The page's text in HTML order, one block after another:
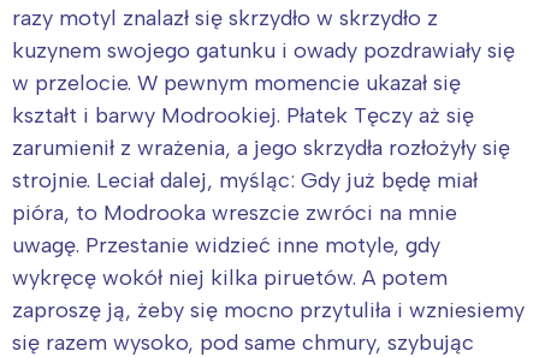
razy motyl znalazł się skrzydło w skrzydło z
kuzynem swojego gatunku i owady pozdrawiały się
w przelocie. W pewnym momencie ukazał się
kształt i barwy Modrookiej. Płatek Tęczy aż się
zarumienił z wrażenia, a jego skrzydła rozłożyły się
strojnie. Leciał dalej, myśląc: Gdy już będę miał
pióra, to Modrooka wreszcie zwróci na mnie
uwagę. Przestanie widzieć inne motyle, gdy
wykręcę wokół niej kilka piruetów. A potem
zaproszę ją, żeby się mocno przytuliła i wzniesiemy
się razem wysoko, pod same chmury, szybując